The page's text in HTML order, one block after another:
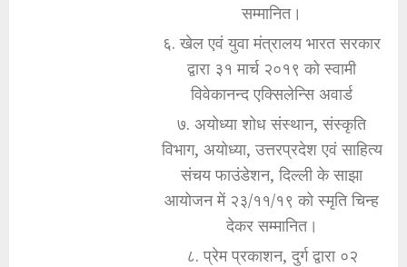
सम्मानित।
६. खेल एवं युवा मंत्रालय भारत सरकार
द्वारा ३१ मार्च २०१९ को स्वामी
विवेकानन्द एक्सिलेन्सि अवार्ड
७. अयोध्या शोध संस्थान, संस्कृति
विभाग, अयोध्या, उत्तरप्रदेश एवं साहित्य
संचय फाउंडेशन, दिल्ली के साझा
आयोजन में २३/११/१९ को स्मृति चिन्ह
देकर सम्मानित।
८. प्रेम प्रकाशन, दुर्ग द्वारा ०२